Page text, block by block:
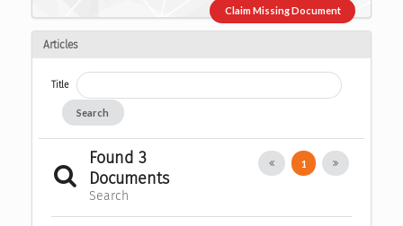
Claim Missing Document
Articles
Title
Search
Found 3
Documents
Search
1